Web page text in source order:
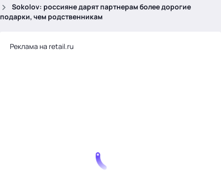
Sokolov: россияне дарят партнерам более дорогие
подарки, чем родственникам
Реклама на retail.ru